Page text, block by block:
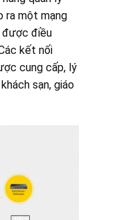
ra một mạng
được điều
kết nối
cung cấp, lý
sạn, giáo